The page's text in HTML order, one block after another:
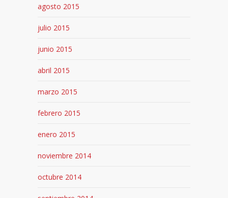
agosto 2015
julio 2015
junio 2015
abril 2015
marzo 2015
febrero 2015
enero 2015
noviembre 2014
octubre 2014